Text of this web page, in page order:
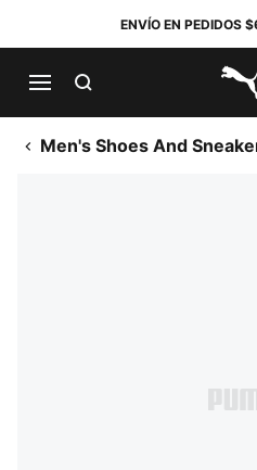
ENVÍO EN PEDIDOS
Men's Shoes And